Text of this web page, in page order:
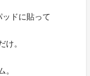
ドに貼って
け。
。